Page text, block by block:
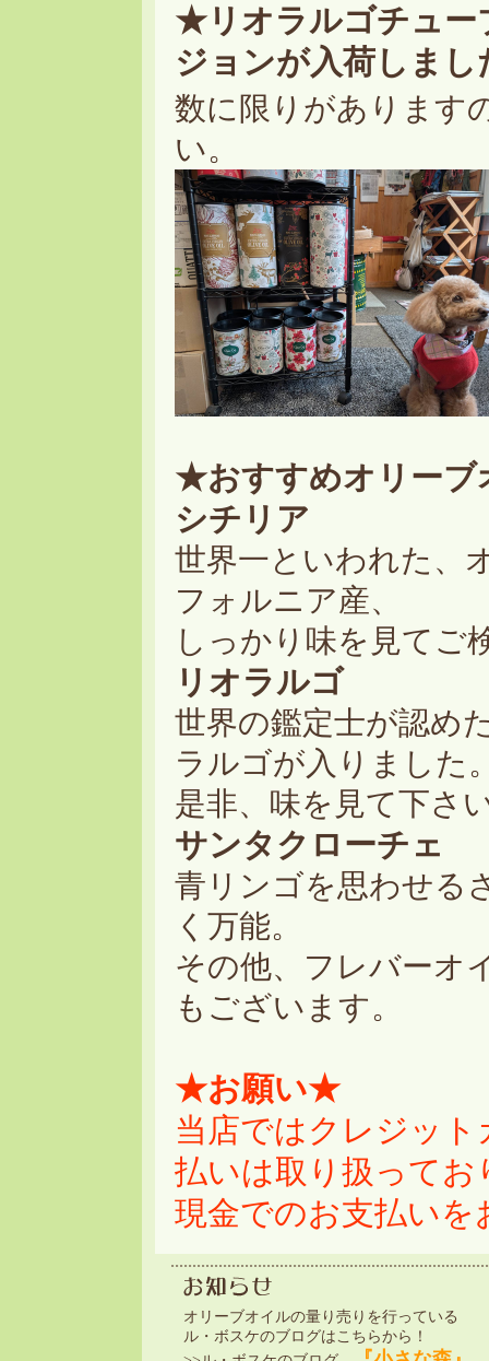
★リオラルゴチュー
ジョンが入荷しま
数に限りがあります
い。
★おすすめオリー
シチリア
世界一といわれた、
フォルニア産、
しっかり味を見てご
リオラルゴ
世界の鑑定士が認め
ラルゴが入りました
是非、味を見て下さ
サンタクローチェ
青リンゴを思わせる
く万能。
その他、フレバーオ
もございます。
★お願い★
当店ではクレジッ
払いは取り扱ってお
現金でのお支払い
オリーブオイルの量り売りを行っている
ル・ボスケのブログはこちらから！